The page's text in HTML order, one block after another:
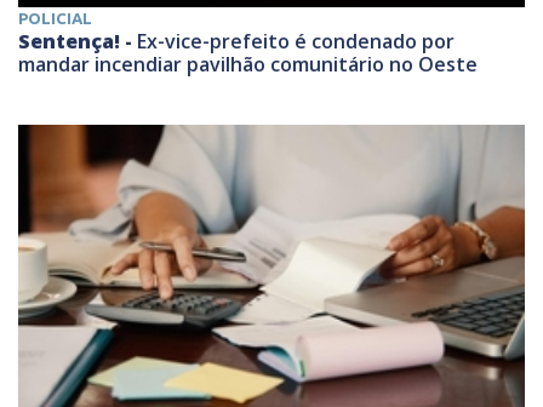
POLICIAL
Sentença! - Ex-vice-prefeito é condenado por
mandar incendiar pavilhão comunitário no Oeste